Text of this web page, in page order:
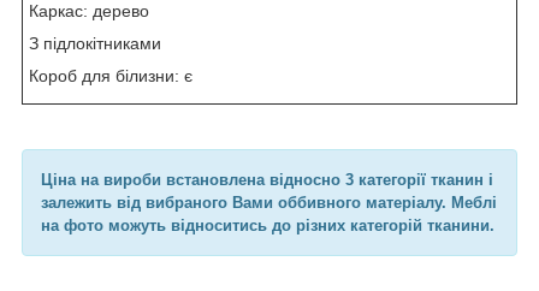
Каркас: дерево
З підлокітниками
Короб для білизни: є
Ціна на вироби встановлена відносно 3 категорії тканин і
залежить від вибраного Вами оббивного матеріалу. Меблі
на фото можуть відноситись до різних категорій тканини.